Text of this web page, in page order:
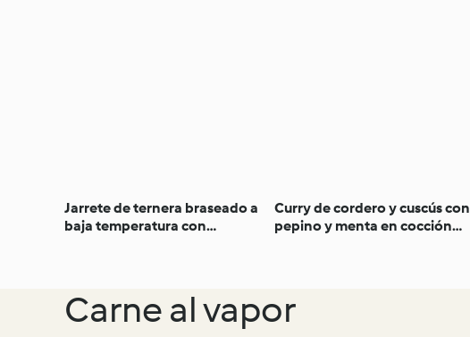
Jarrete de ternera braseado a
baja temperatura con
Curry de cordero y cuscús con
pepino y menta en cocción
Carne al vapor